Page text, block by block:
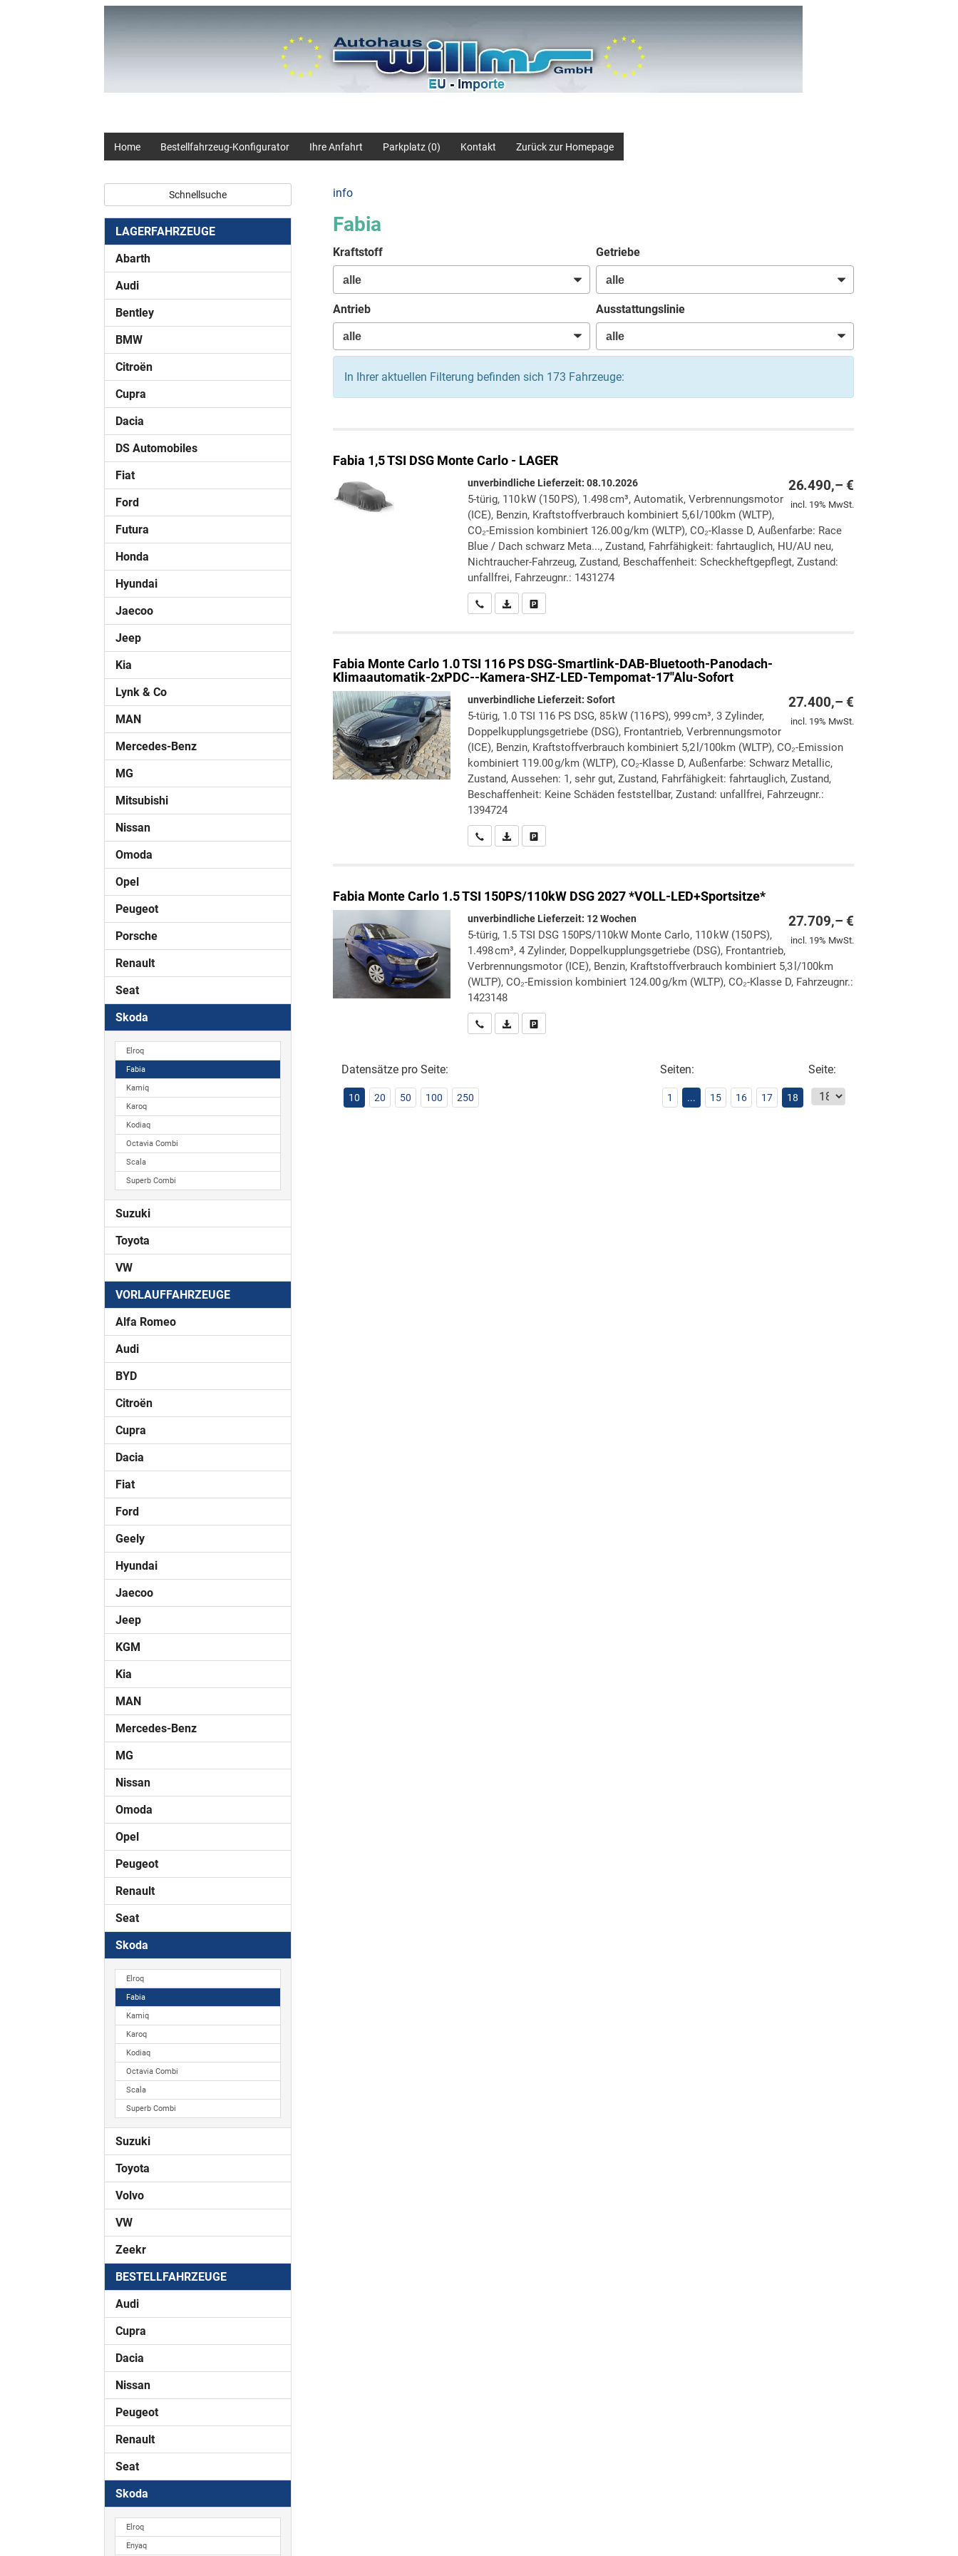
Home Bestellfahrzeug-Konfigurator Ihre Anfahrt Parkplatz (0) Kontakt Zurück zur Homepage
info
Fabia
Kraftstoff Getriebe
Antrieb Ausstattungslinie
In Ihrer aktuellen Filterung befinden sich 173 Fahrzeuge:
Fabia 1,5 TSI DSG Monte Carlo - LAGER
26.490,– €
incl. 19% MwSt.
unverbindliche Lieferzeit: 08.10.2026
5-türig, 110 kW (150 PS), 1.498 cm³, Automatik, Verbrennungsmotor
(ICE), Benzin, Kraftstoffverbrauch kombiniert 5,6 l/100km (WLTP),
CO₂-Emission kombiniert 126.00 g/km (WLTP), CO₂-Klasse D, Außenfarbe: Race
Blue / Dach schwarz Meta..., Zustand, Fahrfähigkeit: fahrtauglich, HU/AU neu,
Nichtraucher-Fahrzeug, Zustand, Beschaffenheit: Scheckheftgepflegt, Zustand:
unfallfrei, Fahrzeugnr.: 1431274
Wir rufen Sie an
PDF-Datei, Fahrzeugexposé drucken
Drucken, parken oder vergleichen
Fabia Monte Carlo 1.0 TSI 116 PS DSG-Smartlink-DAB-Bluetooth-Panodach-
Klimaautomatik-2xPDC--Kamera-SHZ-LED-Tempomat-17''Alu-Sofort
27.400,– €
incl. 19% MwSt.
unverbindliche Lieferzeit: Sofort
5-türig, 1.0 TSI 116 PS DSG, 85 kW (116 PS), 999 cm³, 3 Zylinder,
Doppelkupplungsgetriebe (DSG), Frontantrieb, Verbrennungsmotor
(ICE), Benzin, Kraftstoffverbrauch kombiniert 5,2 l/100km (WLTP), CO₂-Emission
kombiniert 119.00 g/km (WLTP), CO₂-Klasse D, Außenfarbe: Schwarz Metallic,
Zustand, Aussehen: 1, sehr gut, Zustand, Fahrfähigkeit: fahrtauglich, Zustand,
Beschaffenheit: Keine Schäden feststellbar, Zustand: unfallfrei, Fahrzeugnr.:
1394724
Wir rufen Sie an
PDF-Datei, Fahrzeugexposé drucken
Drucken, parken oder vergleichen
Fabia Monte Carlo 1.5 TSI 150PS/110kW DSG 2027 *VOLL-LED+Sportsitze*
27.709,– €
incl. 19% MwSt.
unverbindliche Lieferzeit: 12 Wochen
5-türig, 1.5 TSI DSG 150PS/110kW Monte Carlo, 110 kW (150 PS),
1.498 cm³, 4 Zylinder, Doppelkupplungsgetriebe (DSG), Frontantrieb,
Verbrennungsmotor (ICE), Benzin, Kraftstoffverbrauch kombiniert 5,3 l/100km
(WLTP), CO₂-Emission kombiniert 124.00 g/km (WLTP), CO₂-Klasse D, Fahrzeugnr.:
1423148
Wir rufen Sie an
PDF-Datei, Fahrzeugexposé drucken
Drucken, parken oder vergleichen
Datensätze pro Seite:
10 20 50 100 250
Seite:
Seiten:
1 ... 15 16 17 18
Schnellsuche
LAGERFAHRZEUGE
Abarth
Audi
Bentley
BMW
Citroën
Cupra
Dacia
DS Automobiles
Fiat
Ford
Futura
Honda
Hyundai
Jaecoo
Jeep
Kia
Lynk & Co
MAN
Mercedes-Benz
MG
Mitsubishi
Nissan
Omoda
Opel
Peugeot
Porsche
Renault
Seat
Skoda
Elroq
Fabia
Kamiq
Karoq
Kodiaq
Octavia Combi
Scala
Superb Combi
Suzuki
Toyota
VW
VORLAUFFAHRZEUGE
Alfa Romeo
Audi
BYD
Citroën
Cupra
Dacia
Fiat
Ford
Geely
Hyundai
Jaecoo
Jeep
KGM
Kia
MAN
Mercedes-Benz
MG
Nissan
Omoda
Opel
Peugeot
Renault
Seat
Skoda
Elroq
Fabia
Kamiq
Karoq
Kodiaq
Octavia Combi
Scala
Superb Combi
Suzuki
Toyota
Volvo
VW
Zeekr
BESTELLFAHRZEUGE
Audi
Cupra
Dacia
Nissan
Peugeot
Renault
Seat
Skoda
Elroq
Enyaq